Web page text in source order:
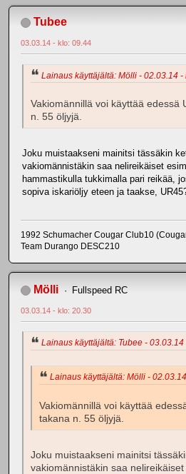
Tubee
03.03.14 - klo: 09.44
Lainaus käyttäjältä: Mölli - 02.03.14 -
Vakiomännillä voi käyttää edessä
n. 55 öljyjä.
Joku muistaakseni mainitsi tässäkin
vakiomännistäkin saa nelireikäiset
hammastikulla tukkimalla pari reikää,
sopiva iskariöljy eteen ja taakse,
1992 Schumacher Cougar Club10
Team Durango DESC210
Mölli Fullspeed RC
03.03.14 - klo: 20.30
Lainaus käyttäjältä: Tubee - 03.03.14
Lainaus käyttäjältä: Mölli -
Vakiomännillä voi käyttää
takana n. 55 öljyjä.
Joku muistaakseni mainitsi
vakiomännistäkin saa